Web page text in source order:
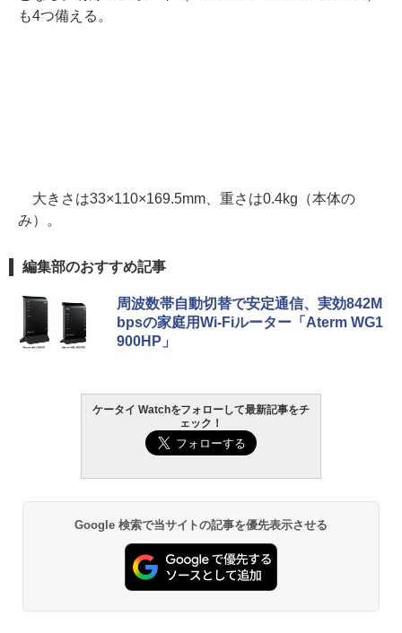
も4つ備える。
大きさは33×110×169.5mm、重さは0.4kg（本体の
み）。
編集部のおすすめ記事
周波数帯自動切替で安定通信、実効842M
bpsの家庭用Wi-Fiルーター「Aterm WG1
900HP」
ケータイ Watchをフォローして最新記事をチ
ェック！
Google 検索で当サイトの記事を優先表示させる